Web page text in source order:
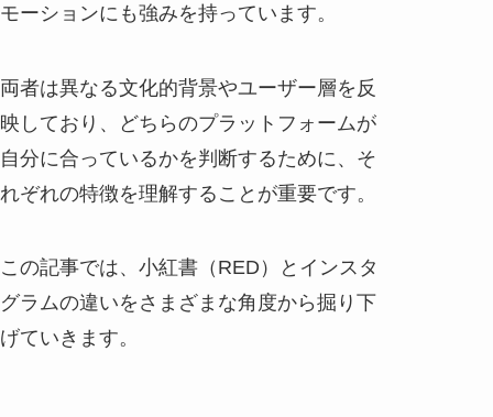
モーションにも強みを持っています。
両者は異なる文化的背景やユーザー層を反
映しており、どちらのプラットフォームが
自分に合っているかを判断するために、そ
れぞれの特徴を理解することが重要です。
この記事では、小紅書（RED）とインスタ
グラムの違いをさまざまな角度から掘り下
げていきます。